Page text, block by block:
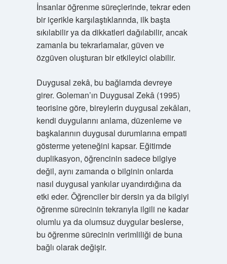
İnsanlar öğrenme süreçlerinde, tekrar eden
bir içerikle karşılaştıklarında, ilk başta
sıkılabilir ya da dikkatleri dağılabilir, ancak
zamanla bu tekrarlamalar, güven ve
özgüven oluşturan bir etkileyici olabilir.
Duygusal zekâ, bu bağlamda devreye
girer. Goleman’ın Duygusal Zekâ (1995)
teorisine göre, bireylerin duygusal zekâları,
kendi duygularını anlama, düzenleme ve
başkalarının duygusal durumlarına empati
gösterme yeteneğini kapsar. Eğitimde
duplikasyon, öğrencinin sadece bilgiye
değil, aynı zamanda o bilginin onlarda
nasıl duygusal yankılar uyandırdığına da
etki eder. Öğrenciler bir dersin ya da bilgiyi
öğrenme sürecinin tekrarıyla ilgili ne kadar
olumlu ya da olumsuz duygular beslerse,
bu öğrenme sürecinin verimliliği de buna
bağlı olarak değişir.